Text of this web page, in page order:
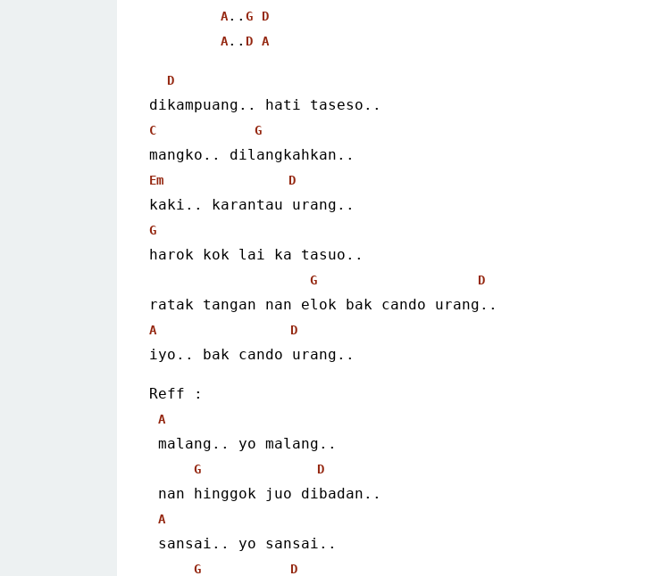
A.. G
D
A.. D A
D
dikampuang.. hati taseso..
C G
mangko.. dilangkahkan..
Em D
kaki.. karantau urang..
G
harok kok lai ka tasuo..
G D
ratak tangan nan elok bak cando urang..
A D
iyo.. bak cando urang..
Reff :
A
malang.. yo malang..
G D
nan hinggok juo dibadan..
A
sansai.. yo sansai..
G D